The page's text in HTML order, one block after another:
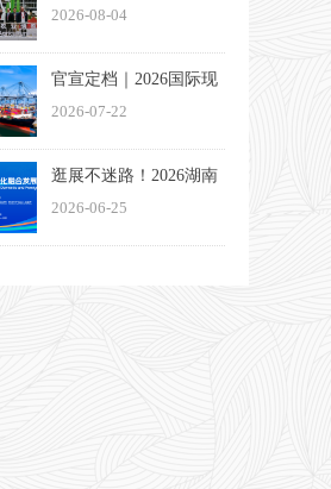
一家湖南会展企业的出
2026-08-04
官宣定档｜2026国际现
代物流与交通（长沙）
大启幕
2026-07-22
逛展不迷路！2026湖南
内外贸一体化融合发展
2026-06-25